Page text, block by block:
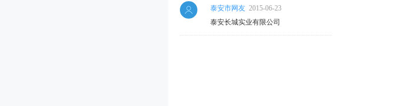
泰安市网友 2015-06-23
泰安长城实业有限公司